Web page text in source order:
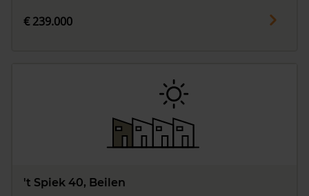
€ 239.000
't Spiek 40, Beilen